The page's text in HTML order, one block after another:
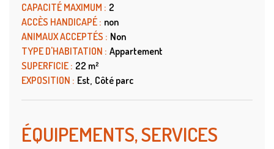
CAPACITÉ MAXIMUM : 2
ACCÈS HANDICAPÉ : non
ANIMAUX ACCEPTÉS : Non
TYPE D'HABITATION : Appartement
SUPERFICIE : 22 m²
EXPOSITION : Est Côté parc
ÉQUIPEMENTS, SERVICES